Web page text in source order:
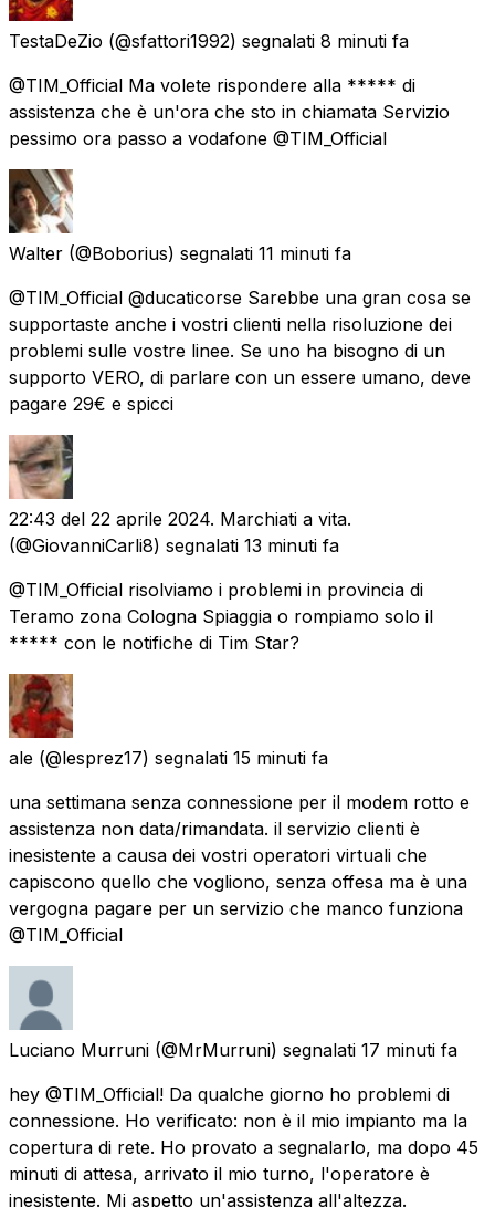
TestaDeZio (@sfattori1992) segnalati 8 minuti fa
@TIM_Official Ma volete rispondere alla ***** di
assistenza che è un'ora che sto in chiamata Servizio
pessimo ora passo a vodafone @TIM_Official
Walter (@Boborius) segnalati 11 minuti fa
@TIM_Official @ducaticorse Sarebbe una gran cosa se
supportaste anche i vostri clienti nella risoluzione dei
problemi sulle vostre linee. Se uno ha bisogno di un
supporto VERO, di parlare con un essere umano, deve
pagare 29€ e spicci
22:43 del 22 aprile 2024. Marchiati a vita.
(@GiovanniCarli8) segnalati 13 minuti fa
@TIM_Official risolviamo i problemi in provincia di
Teramo zona Cologna Spiaggia o rompiamo solo il
***** con le notifiche di Tim Star?
ale (@lesprez17) segnalati 15 minuti fa
una settimana senza connessione per il modem rotto e
assistenza non data/rimandata. il servizio clienti è
inesistente a causa dei vostri operatori virtuali che
capiscono quello che vogliono, senza offesa ma è una
vergogna pagare per un servizio che manco funziona
@TIM_Official
Luciano Murruni (@MrMurruni) segnalati 17 minuti fa
hey @TIM_Official! Da qualche giorno ho problemi di
connessione. Ho verificato: non è il mio impianto ma la
copertura di rete. Ho provato a segnalarlo, ma dopo 45
minuti di attesa, arrivato il mio turno, l'operatore è
inesistente. Mi aspetto un'assistenza all'altezza.